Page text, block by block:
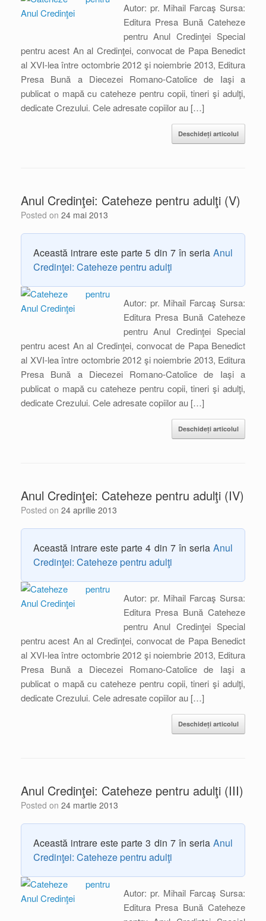
Autor: pr. Mihail Farcaş Sursa:
Editura Presa Bună Cateheze
pentru Anul Credinţei Special
pentru acest An al Credinţei, convocat de Papa Benedict
al XVI-lea între octombrie 2012 şi noiembrie 2013, Editura
Presa Bună a Diecezei Romano-Catolice de Iaşi a
publicat o mapă cu cateheze pentru copii, tineri şi adulţi,
dedicate Crezului. Cele adresate copiilor au […]
Deschideți articolul
Anul Credinţei: Cateheze pentru adulţi (V)
Posted on 24 mai 2013
Această intrare este parte 5 din 7 în seria Anul
Credinţei: Cateheze pentru adulţi
Autor: pr. Mihail Farcaş Sursa:
Editura Presa Bună Cateheze
pentru Anul Credinţei Special
pentru acest An al Credinţei, convocat de Papa Benedict
al XVI-lea între octombrie 2012 şi noiembrie 2013, Editura
Presa Bună a Diecezei Romano-Catolice de Iaşi a
publicat o mapă cu cateheze pentru copii, tineri şi adulţi,
dedicate Crezului. Cele adresate copiilor au […]
Deschideți articolul
Anul Credinţei: Cateheze pentru adulţi (IV)
Posted on 24 aprilie 2013
Această intrare este parte 4 din 7 în seria Anul
Credinţei: Cateheze pentru adulţi
Autor: pr. Mihail Farcaş Sursa:
Editura Presa Bună Cateheze
pentru Anul Credinţei Special
pentru acest An al Credinţei, convocat de Papa Benedict
al XVI-lea între octombrie 2012 şi noiembrie 2013, Editura
Presa Bună a Diecezei Romano-Catolice de Iaşi a
publicat o mapă cu cateheze pentru copii, tineri şi adulţi,
dedicate Crezului. Cele adresate copiilor au […]
Deschideți articolul
Anul Credinţei: Cateheze pentru adulţi (III)
Posted on 24 martie 2013
Această intrare este parte 3 din 7 în seria Anul
Credinţei: Cateheze pentru adulţi
Autor: pr. Mihail Farcaş Sursa:
Editura Presa Bună Cateheze